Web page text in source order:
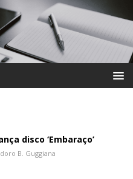
disco ‘Embaraço’
B. Guggiana